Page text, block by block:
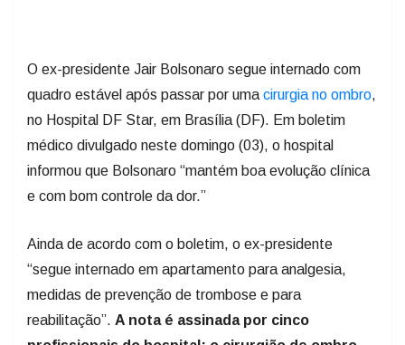
O ex-presidente Jair Bolsonaro segue internado com
quadro estável após passar por uma cirurgia no ombro,
no Hospital DF Star, em Brasília (DF). Em boletim
médico divulgado neste domingo (03), o hospital
informou que Bolsonaro “mantém boa evolução clínica
e com bom controle da dor.”
Ainda de acordo com o boletim, o ex-presidente
“segue internado em apartamento para analgesia,
medidas de prevenção de trombose e para
reabilitação”. A nota é assinada por cinco